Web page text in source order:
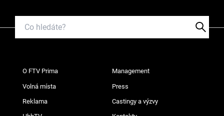
O FTV Prima Management
Volná místa Press
Reklama Castingy a výzvy